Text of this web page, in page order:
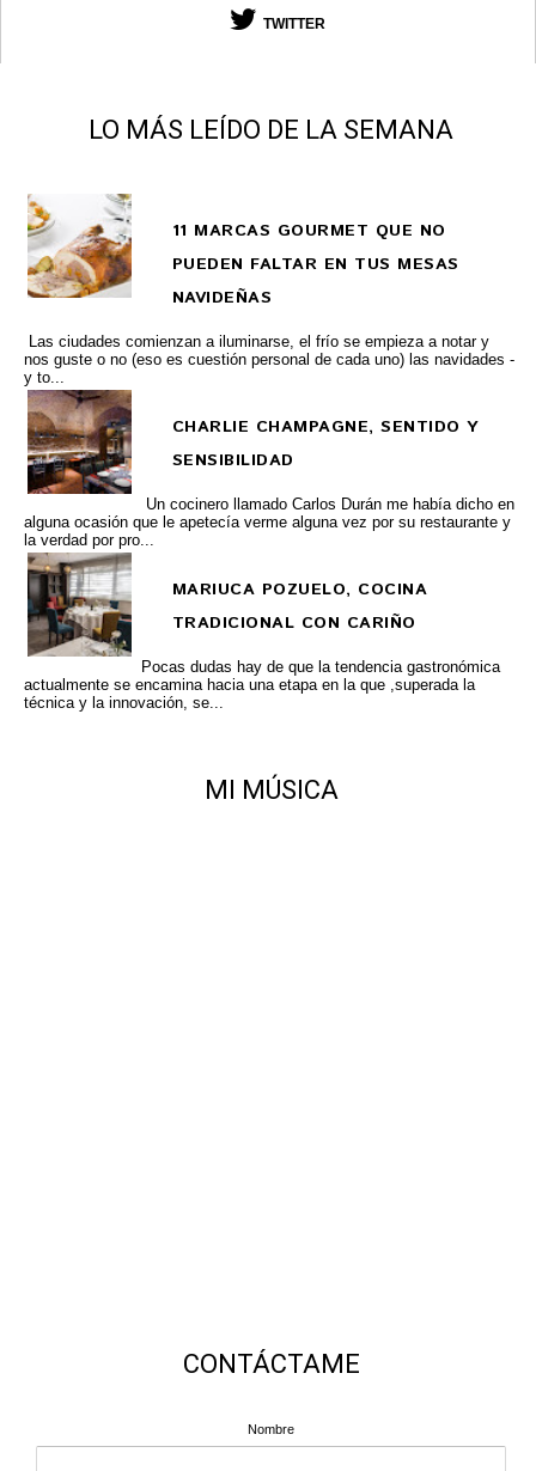
TWITTER
LO MÁS LEÍDO DE LA SEMANA
11 MARCAS GOURMET QUE NO
PUEDEN FALTAR EN TUS MESAS
NAVIDEÑAS
Las ciudades comienzan a iluminarse, el frío se empieza a notar y
nos guste o no (eso es cuestión personal de cada uno) las navidades -
y to...
CHARLIE CHAMPAGNE, SENTIDO Y
SENSIBILIDAD
Un cocinero llamado Carlos Durán me había dicho en
alguna ocasión que le apetecía verme alguna vez por su restaurante y
la verdad por pro...
MARIUCA POZUELO, COCINA
TRADICIONAL CON CARIÑO
Pocas dudas hay de que la tendencia gastronómica
actualmente se encamina hacia una etapa en la que ,superada la
técnica y la innovación, se...
MI MÚSICA
CONTÁCTAME
Nombre